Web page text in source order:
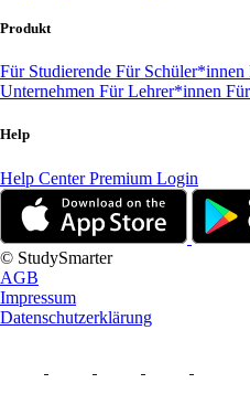
Produkt
Für Studierende Für Schüler*innen
Unternehmen Für Lehrer*innen
Help
Help CenterPremium Login
© StudySmarter
AGB
Impressum
Datenschutzerklärung